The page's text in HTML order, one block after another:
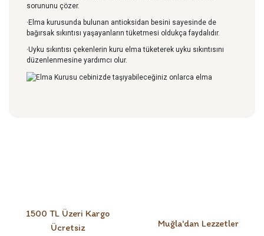
sorununu çözer.
·Elma kurusunda bulunan antioksidan besini sayesinde de
bağırsak sıkıntısı yaşayanların tüketmesi oldukça faydalıdır.
·Uyku sıkıntısı çekenlerin kuru elma tüketerek uyku sıkıntısını
düzenlenmesine yardımcı olur.
1500 TL Üzeri Kargo
Ücretsiz
Muğla'dan Lezzetler